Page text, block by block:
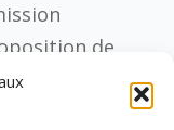
de
le
prévoit